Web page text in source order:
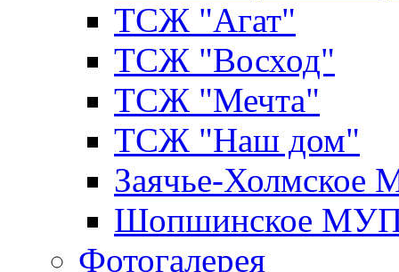
ТСЖ "Агат"
ТСЖ "Восход"
ТСЖ "Мечта"
ТСЖ "Наш дом"
Заячье-
Шопшинское
Фотогалерея